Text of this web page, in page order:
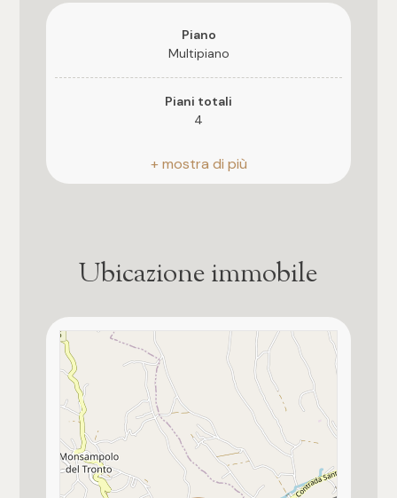
Piano
Multipiano
Piani totali
4
Riscaldamento
Autonomo
1986
Stato attuale
Libero al rogito
Balconi
Presente, 75 mq
Ubicazione immobile
Qualsiasi